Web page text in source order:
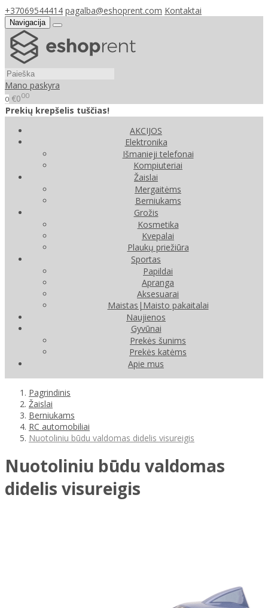
+37069544414 pagalba@eshoprent.com Kontaktai
Navigacija
Mano paskyra
0 €000
Prekių krepšelis tuščias!
AKCIJOS
Elektronika
Išmanieji telefonai
Kompiuteriai
Žaislai
Mergaitėms
Berniukams
Grožis
Kosmetika
Kvepalai
Plaukų priežiūra
Sportas
Papildai
Apranga
Aksesuarai
Maistas|Maisto pakaitalai
Naujienos
Gyvūnai
Prekės šunims
Prekės katėms
Apie mus
Pagrindinis
Žaislai
Berniukams
RC automobiliai
Nuotoliniu būdu valdomas didelis visureigis
Nuotoliniu būdu valdomas
didelis visureigis